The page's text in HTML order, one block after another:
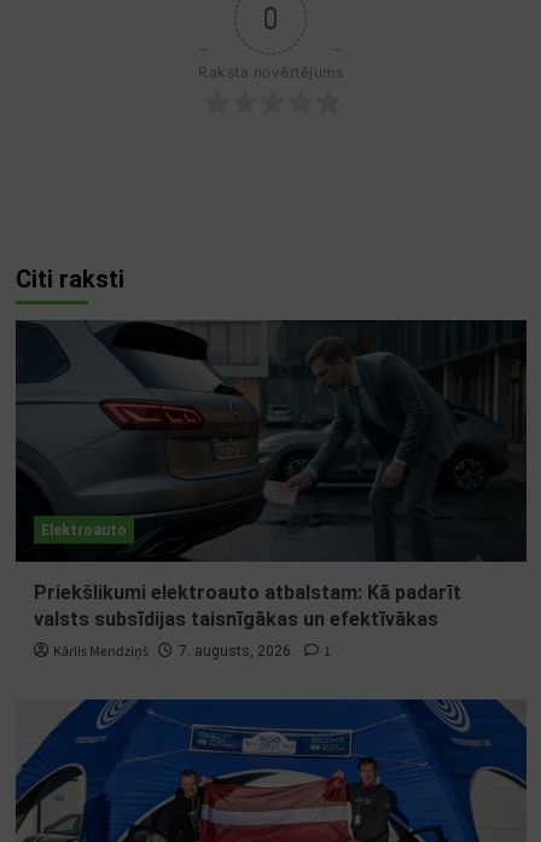
0
Raksta novērtējums
Citi raksti
Elektroauto
Priekšlikumi elektroauto atbalstam: Kā padarīt
valsts subsīdijas taisnīgākas un efektīvākas
Kārlis Mendziņš 7. augusts, 2026. 1